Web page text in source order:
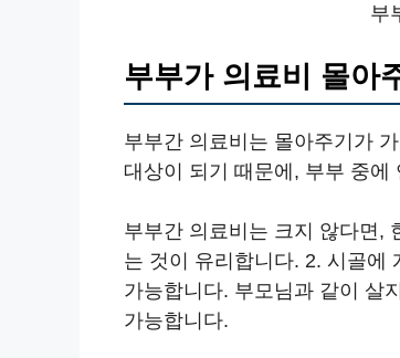
부
부부가 의료비 몰아
부부간 의료비는 몰아주기가
대상이 되기 때문에, 부부 중
부부간 의료비는 크지 않다면,
는 것이 유리합니다. 2. 시골에
가능합니다. 부모님과 같이 살
가능합니다.